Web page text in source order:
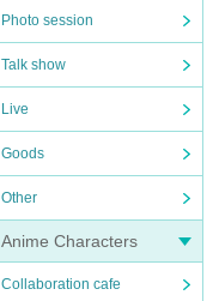
Photo session
Talk show
Live
Goods
Other
Anime Characters
Collaboration cafe